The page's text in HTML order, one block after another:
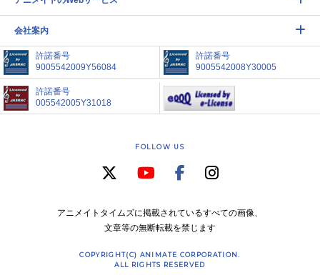
会社案内
許諾番号
9005542009Y56084
許諾番号
9005542008Y30005
許諾番号
005542005Y31018
FOLLOW US
アニメイトタイムズに掲載されているすべての画像、
文章等の無断転載を禁じます
COPYRIGHT(C) ANIMATE CORPORATION.
ALL RIGHTS RESERVED